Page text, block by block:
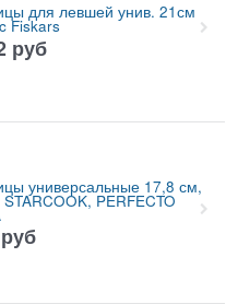
для левшей унив. 21см
Fiskars
руб
универсальные 17,8 см,
PERFECTO
руб